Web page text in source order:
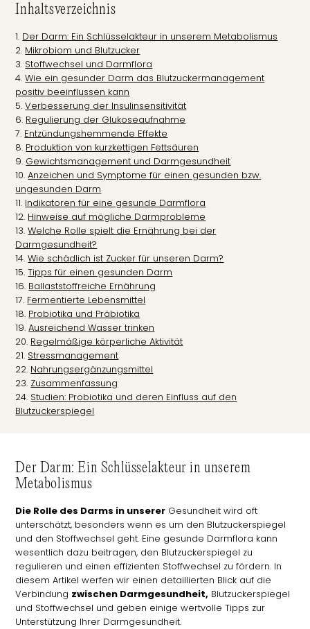
Inhaltsverzeichnis
Der Darm: Ein Schlüsselakteur in unserem Metabolismus
Mikrobiom und Blutzucker
Stoffwechsel und Darmflora
Wie ein gesunder Darm das Blutzuckermanagement
positiv beeinflussen kann
Verbesserung der Insulinsensitivität
Regulierung der Glukoseaufnahme
Entzündungshemmende Effekte
Produktion von kurzkettigen Fettsäuren
Gewichtsmanagement und Darmgesundheit
Anzeichen und Symptome für einen gesunden bzw.
ungesunden Darm
Indikatoren für eine gesunde Darmflora
Hinweise auf mögliche Darmprobleme
Welche Rolle spielt die Ernährung bei der
Darmgesundheit?
Wie schädlich ist Zucker für unseren Darm?
Tipps für einen gesunden Darm
Ballaststoffreiche Ernährung
Fermentierte Lebensmittel
Probiotika und Präbiotika
Ausreichend Wasser trinken
Regelmäßige körperliche Aktivität
Stressmanagement
Nahrungsergänzungsmittel
Zusammenfassung
Studien: Probiotika und deren Einfluss auf den
Blutzuckerspiegel
Der Darm: Ein Schlüsselakteur in unserem
Metabolismus
Die Rolle des Darms in unserer Gesundheit wird oft
unterschätzt, besonders wenn es um den Blutzuckerspiegel
und den Stoffwechsel geht. Eine gesunde Darmflora kann
wesentlich dazu beitragen, den Blutzuckerspiegel zu
regulieren und einen effizienten Stoffwechsel zu fördern. In
diesem Artikel werfen wir einen detaillierten Blick auf die
Verbindung zwischen Darmgesundheit, Blutzuckerspiegel
und Stoffwechsel und geben einige wertvolle Tipps zur
Unterstützung Ihrer Darmgesundheit.